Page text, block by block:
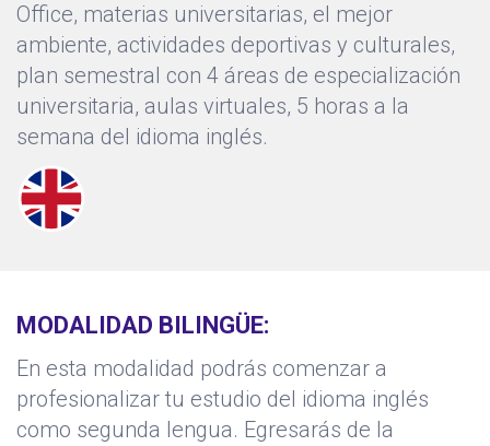
Office, materias universitarias, el mejor
ambiente, actividades deportivas y culturales,
plan semestral con 4 áreas de especialización
universitaria, aulas virtuales, 5 horas a la
semana del idioma inglés.
MODALIDAD BILINGÜE:
En esta modalidad podrás comenzar a
profesionalizar tu estudio del idioma inglés
como segunda lengua. Egresarás de la